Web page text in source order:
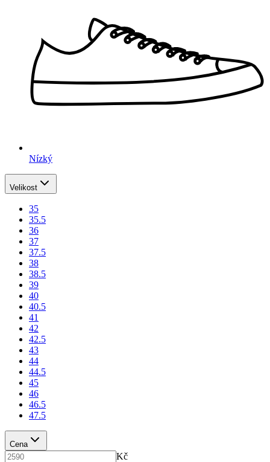
Nízký
Velikost
35
35.5
36
37
37.5
38
38.5
39
40
40.5
41
42
42.5
43
44
44.5
45
46
46.5
47.5
Cena
Kč